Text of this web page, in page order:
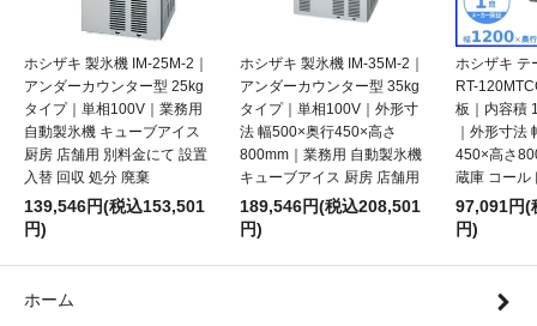
ホシザキ 製氷機 IM-25M-2｜
アンダーカウンター型 25kg
タイプ｜単相100V｜業務用
自動製氷機 キューブアイス
厨房 店舗用 別料金にて 設置
入替 回収 処分 廃棄
139,546円(税込153,501
円)
ホシザキ 製氷機 IM-35M-2｜
アンダーカウンター型 35kg
タイプ｜単相100V｜外形寸
法 幅500×奥行450×高さ
800mm｜業務用 自動製氷機
キューブアイス 厨房 店舗用
189,546円(税込208,501
円)
ホシザキ テ
RT-
板｜内容積
｜外形寸法
450×高さ
蔵庫 コール
97,091円(
円)
ホーム